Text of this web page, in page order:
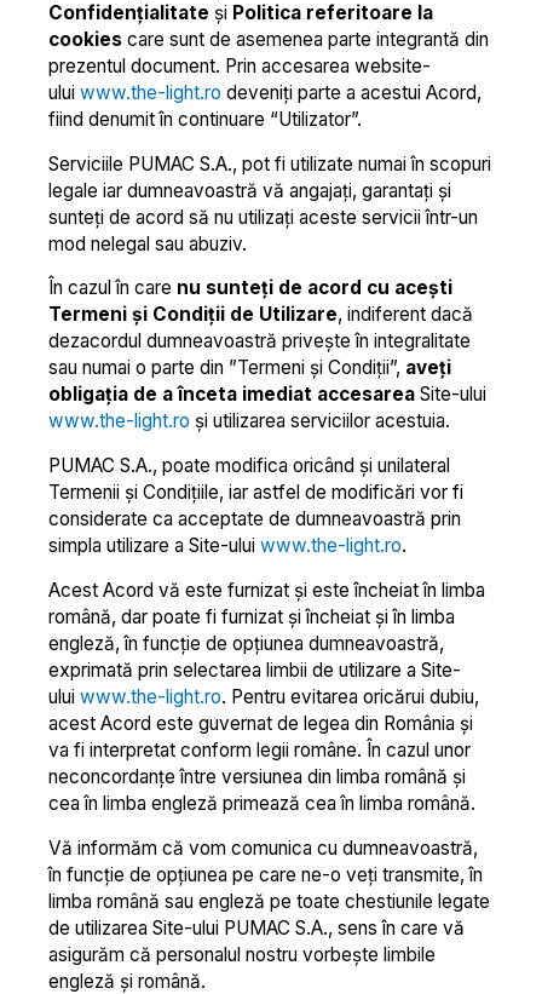
Confidențialitate și Politica referitoare la
cookies care sunt de asemenea parte integrantă din
prezentul document. Prin accesarea website-
ului www.the-light.ro deveniți parte a acestui Acord,
fiind denumit în continuare “Utilizator”.
Serviciile PUMAC S.A., pot fi utilizate numai în scopuri
legale iar dumneavoastră vă angajați, garantați și
sunteți de acord să nu utilizați aceste servicii într-un
mod nelegal sau abuziv.
În cazul în care nu sunteți de acord cu acești
Termeni și Condiții de Utilizare, indiferent dacă
dezacordul dumneavoastră privește în integralitate
sau numai o parte din ”Termeni și Condiții”, aveți
obligația de a înceta imediat accesarea Site-ului
www.the-light.ro și utilizarea serviciilor acestuia.
PUMAC S.A., poate modifica oricând și unilateral
Termenii și Condițiile, iar astfel de modificări vor fi
considerate ca acceptate de dumneavoastră prin
simpla utilizare a Site-ului www.the-light.ro.
Acest Acord vă este furnizat și este încheiat în limba
română, dar poate fi furnizat și încheiat și în limba
engleză, în funcție de opțiunea dumneavoastră,
exprimată prin selectarea limbii de utilizare a Site-
ului www.the-light.ro. Pentru evitarea oricărui dubiu,
acest Acord este guvernat de legea din România și
va fi interpretat conform legii române. În cazul unor
neconcordanţe între versiunea din limba română şi
cea în limba engleză primează cea în limba română.
Vă informăm că vom comunica cu dumneavoastră,
în funcție de opțiunea pe care ne-o veți transmite, în
limba română sau engleză pe toate chestiunile legate
de utilizarea Site-ului PUMAC S.A., sens în care vă
asigurăm că personalul nostru vorbește limbile
engleză și română.